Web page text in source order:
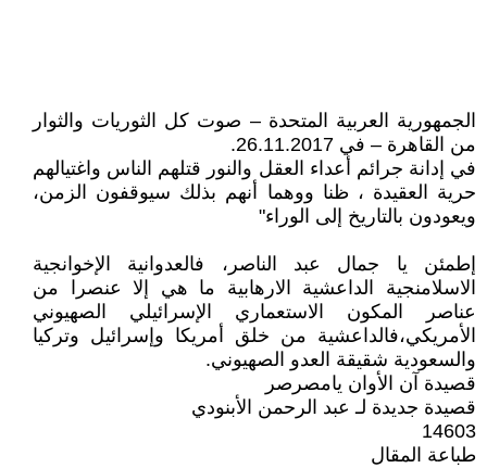
الجمهورية العربية المتحدة – صوت كل الثوريات والثوار
من القاهرة – في 26.11.2017.
في إدانة جرائم أعداء العقل والنور قتلهم الناس واغتيالهم
حرية العقيدة ، ظنا ووهما أنهم بذلك سيوقفون الزمن،
ويعودون بالتاريخ إلى الوراء"
إطمئن يا جمال عبد الناصر، فالعدوانية الإخوانجية
الاسلامنجية الداعشية الارهابية ما هي إلا عنصرا من
عناصر المكون الاستعماري الإسرائيلي الصهيوني
الأمريكي،فالداعشية من خلق أمريكا وإسرائيل وتركيا
والسعودية شقيقة العدو الصهيوني.
قصيدة آن الأوان يامصرصر
قصيدة جديدة لـ عبد الرحمن الأبنودي
14603
طباعة المقال